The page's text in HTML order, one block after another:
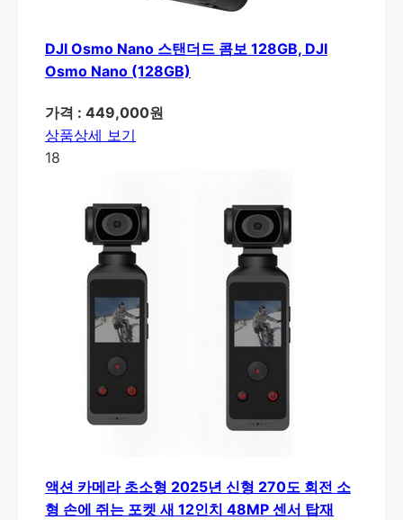
DJI Osmo Nano 스탠더드 콤보 128GB, DJI
Osmo Nano (128GB)
가격 : 449,000원
상품상세 보기
18
액션 카메라 초소형 2025년 신형 270도 회전 소
형 손에 쥐는 포켓 새 12인치 48MP 센서 탑재